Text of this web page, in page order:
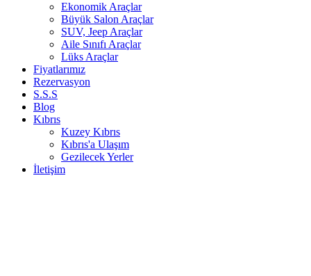
Ekonomik Araçlar
Büyük Salon Araçlar
SUV, Jeep Araçlar
Aile Sınıfı Araçlar
Lüks Araçlar
Fiyatlarımız
Rezervasyon
S.S.S
Blog
Kıbrıs
Kuzey Kıbrıs
Kıbrıs'a Ulaşım
Gezilecek Yerler
İletişim